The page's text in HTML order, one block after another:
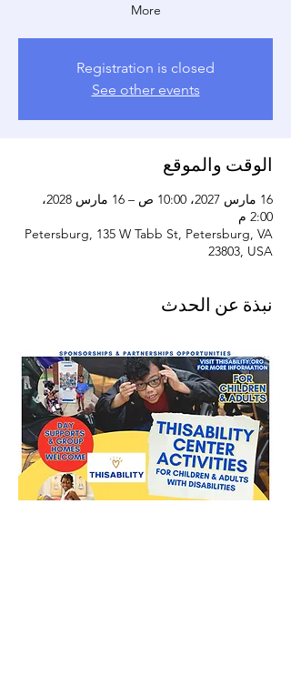
More
Registration is closed
See other events
الوقت والموقع
16 مارس 2027، 10:00 ص – 16 مارس 2028،
2:00 م
Petersburg, 135 W Tabb St, Petersburg, VA
23803, USA
نبذة عن الحدث